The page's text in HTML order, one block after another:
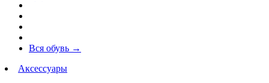
Вся обувь →
Аксессуары